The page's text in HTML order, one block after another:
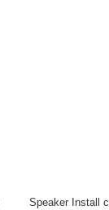
Speaker Install